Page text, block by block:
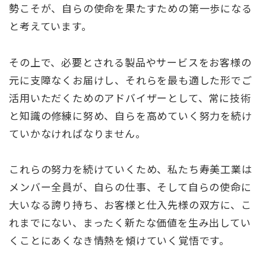
勢こそが、自らの使命を果たすための第一歩になる
と考えています。
その上で、必要とされる製品やサービスをお客様の
元に支障なくお届けし、それらを最も適した形でご
活用いただくためのアドバイザーとして、常に技術
と知識の修練に努め、自らを高めていく努力を続け
ていかなければなりません。
これらの努力を続けていくため、私たち寿美工業は
メンバー全員が、自らの仕事、そして自らの使命に
大いなる誇り持ち、お客様と仕入先様の双方に、こ
れまでにない、まったく新たな価値を生み出してい
くことにあくなき情熱を傾けていく覚悟です。